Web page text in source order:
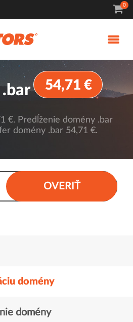
0
.bar 54,71 €
€. Predĺženie domény .bar
domény .bar 54,71 €.
OVERIŤ
domény
domény